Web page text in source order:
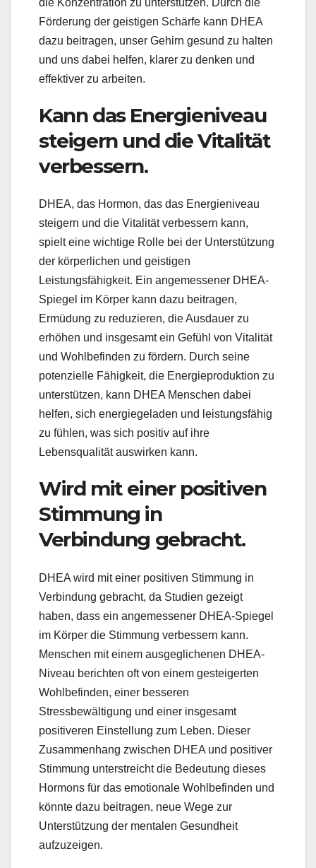
Förderung der geistigen Schärfe kann DHEA
dazu beitragen, unser Gehirn gesund zu halten
und uns dabei helfen, klarer zu denken und
effektiver zu arbeiten.
Kann das Energieniveau
steigern und die Vitalität
verbessern.
DHEA, das Hormon, das das Energieniveau
steigern und die Vitalität verbessern kann,
spielt eine wichtige Rolle bei der Unterstützung
der körperlichen und geistigen
Leistungsfähigkeit. Ein angemessener DHEA-
Spiegel im Körper kann dazu beitragen,
Ermüdung zu reduzieren, die Ausdauer zu
erhöhen und insgesamt ein Gefühl von Vitalität
und Wohlbefinden zu fördern. Durch seine
potenzielle Fähigkeit, die Energieproduktion zu
unterstützen, kann DHEA Menschen dabei
helfen, sich energiegeladen und leistungsfähig
zu fühlen, was sich positiv auf ihre
Lebensqualität auswirken kann.
Wird mit einer positiven
Stimmung in
Verbindung gebracht.
DHEA wird mit einer positiven Stimmung in
Verbindung gebracht, da Studien gezeigt
haben, dass ein angemessener DHEA-Spiegel
im Körper die Stimmung verbessern kann.
Menschen mit einem ausgeglichenen DHEA-
Niveau berichten oft von einem gesteigerten
Wohlbefinden, einer besseren
Stressbewältigung und einer insgesamt
positiveren Einstellung zum Leben. Dieser
Zusammenhang zwischen DHEA und positiver
Stimmung unterstreicht die Bedeutung dieses
Hormons für das emotionale Wohlbefinden und
könnte dazu beitragen, neue Wege zur
Unterstützung der mentalen Gesundheit
aufzuzeigen.